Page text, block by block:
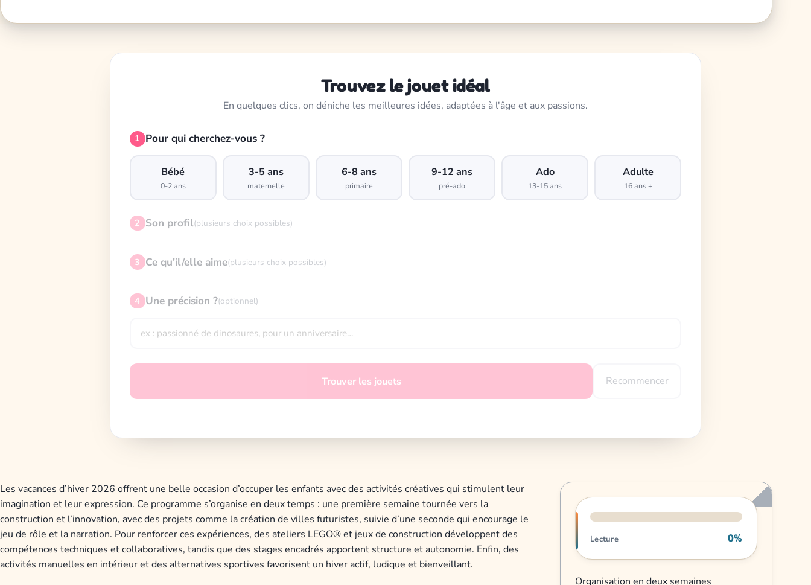
Trouvez le jouet idéal
En quelques clics, on déniche les meilleures idées, adaptées à l'âge et aux passions.
1 Pour qui cherchez-vous ?
Bébé
0-2 ans
3-5 ans
maternelle
6-8 ans
primaire
9-12 ans
pré-ado
Ado
13-15 ans
Adulte
16 ans +
2 Son profil(plusieurs choix possibles)
3 Ce qu'il/elle aime(plusieurs choix possibles)
4 Une précision ?(optionnel)
Trouver les jouets Recommencer
Les vacances d’hiver 2026 offrent une belle occasion d’occuper les enfants avec des activités créatives qui stimulent leur
imagination et leur expression. Ce programme s’organise en deux temps : une première semaine tournée vers la
construction et l’innovation, avec des projets comme la création de villes futuristes, suivie d’une seconde qui encourage le
jeu de rôle et la narration. Pour renforcer ces expériences, des ateliers LEGO® et jeux de construction développent des
compétences techniques et collaboratives, tandis que des stages encadrés apportent structure et autonomie. Enfin, des
activités manuelles en intérieur et des alternatives sportives favorisent un hiver actif, ludique et bienveillant.
Progression de lecture
Lecture 0%
Organisation en deux semaines